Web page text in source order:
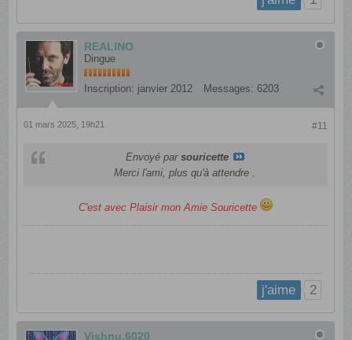
REALINO
Dingue
Inscription: janvier 2012 Messages: 6203
#11
01 mars 2025, 19h21
Envoyé par souricette
Merci l'ami, plus qu'à attendre .
C'est avec Plaisir mon Amie Souricette
j'aime 2
Vishnu.6020